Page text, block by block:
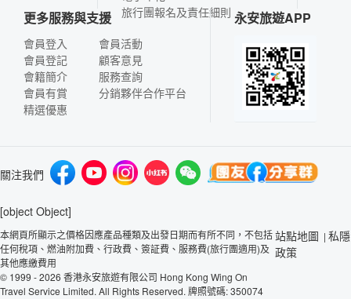
旅行團報名及責任細則
更多服務與支援
會員登入
會員登記
會籍簡介
會員有賞
精選優惠
會員活動
顧客意見
服務查詢
分銷夥伴合作平台
永安旅遊APP
關注我們
[object Object]
本網頁所顯示之價格因應產品種類及出發日期而有所不同，不包括
任何稅項、燃油附加費、行政費、簽証費、服務費(旅行團適用)及
其他應繳費用
© 1999 - 2026 香港永安旅遊有限公司 Hong Kong Wing On
Travel Service Limited. All Rights Reserved. 牌照號碼: 350074
站點地圖 | 私隱
政策